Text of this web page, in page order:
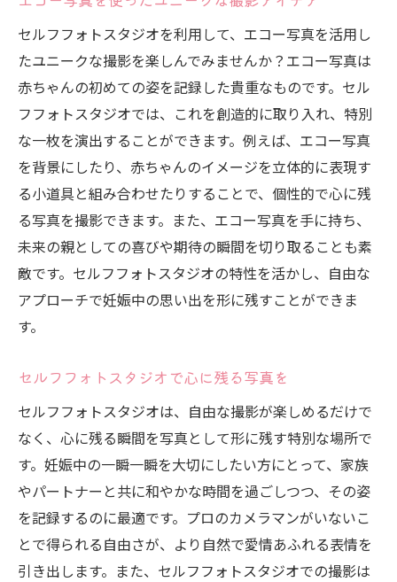
セルフフォトスタジオを利用して、エコー写真を活用し
たユニークな撮影を楽しんでみませんか？エコー写真は
赤ちゃんの初めての姿を記録した貴重なものです。セル
フフォトスタジオでは、これを創造的に取り入れ、特別
な一枚を演出することができます。例えば、エコー写真
を背景にしたり、赤ちゃんのイメージを立体的に表現す
る小道具と組み合わせたりすることで、個性的で心に残
る写真を撮影できます。また、エコー写真を手に持ち、
未来の親としての喜びや期待の瞬間を切り取ることも素
敵です。セルフフォトスタジオの特性を活かし、自由な
アプローチで妊娠中の思い出を形に残すことができま
す。
セルフフォトスタジオで心に残る写真を
セルフフォトスタジオは、自由な撮影が楽しめるだけで
なく、心に残る瞬間を写真として形に残す特別な場所で
す。妊娠中の一瞬一瞬を大切にしたい方にとって、家族
やパートナーと共に和やかな時間を過ごしつつ、その姿
を記録するのに最適です。プロのカメラマンがいないこ
とで得られる自由さが、より自然で愛情あふれる表情を
引き出します。また、セルフフォトスタジオでの撮影は